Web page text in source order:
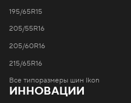
195/65R15
205/55R16
205/60R16
215/65R16
Все типоразмеры шин Ikon
ИННОВАЦИИ